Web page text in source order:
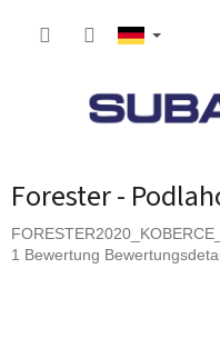
Forester -
Die
1 Bewertung